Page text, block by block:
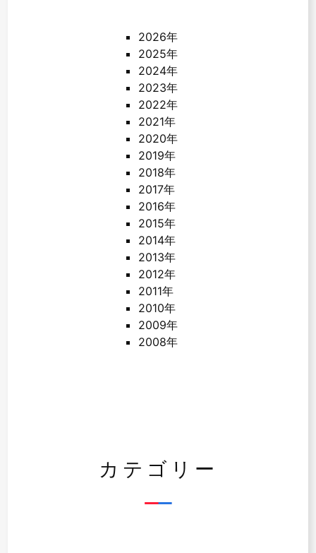
2026年
2025年
2024年
2023年
2022年
2021年
2020年
2019年
2018年
2017年
2016年
2015年
2014年
2013年
2012年
2011年
2010年
2009年
2008年
カテゴリー